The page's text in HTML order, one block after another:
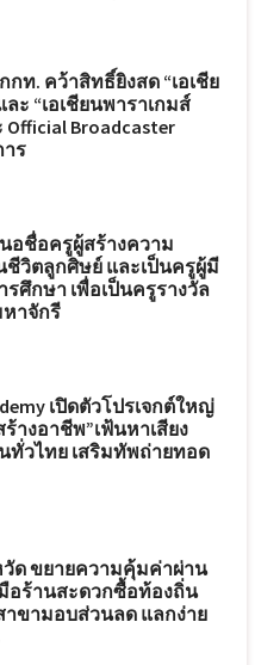
กกท. คว้าสิทธิ์ยิงสด “เอเชีย
ละ “เอเชียนพาราเกมส์
Official Broadcaster
าร
อชื่อครูผู้สร้างความ
ชีวิตลูกศิษย์ และเป็นครูผู้มี
ศึกษา เพื่อเป็นครูรางวัล
หาจักรี
เปิดตัวโปรเจกต์ใหญ่
างอาชีพ”เฟ้นหาเสียง
ทั่วไทย เสริมทัพถ่ายทอด
วัด ขยายความคุ้มค่าผ่าน
มือร้านสะดวกซื้อท้องถิ่น
าขามอบส่วนลด แลกง่าย